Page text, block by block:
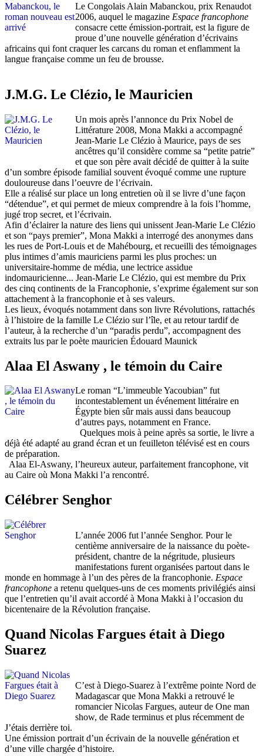
Le Congolais Alain Mabanckou, prix Renaudot
2006, auquel le magazine Espace francophone
consacre cette émission-portrait, est la figure de
proue d’une nouvelle génération d’écrivains
africains qui font craquer les carcans du roman et enflamment la
langue française comme un feu de brousse.
J.M.G. Le Clézio, le Mauricien
Un mois après l’annonce du Prix Nobel de
Littérature 2008, Mona Makki a accompagné
Jean-Marie Le Clézio à Maurice, pays de ses
ancêtres qu’il considère comme sa “petite patrie”
et que son père avait décidé de quitter à la suite
d’un sombre épisode familial souvent évoqué comme une rupture
douloureuse dans l’oeuvre de l’écrivain.
Elle a réalisé sur place un long entretien où il se livre d’une façon
“détendue”, et qui permet de mieux comprendre à la fois l’homme,
jugé trop secret, et l’écrivain.
Afin d’éclairer la nature des liens qui unissent Jean-Marie Le Clézio
et son “pays premier”, Mona Makki a interrogé des anonymes dans
les rues de Port-Louis et de Mahébourg, et recueilli des témoignages
plus intimes d’amis mauriciens parmi les plus proches: un
universitaire-homme de média, une lectrice assidue
indomauricienne... Jean-Marie Le Clézio, qui est membre du Prix
des cinq continents de la Francophonie, s’exprime également sur son
attachement à la francophonie et à ses valeurs.
Les lieux, évoqués notamment dans son livre Révolutions, rattachés
à l’histoire de la famille Le Clézio sur l’île, et au retour tardif de
l’auteur, à la recherche d’un “paradis perdu”, accompagnent des
extraits lus par le poète mauricien Édouard Maunick
Alaa El Aswany , le témoin du Caire
Le roman “L’immeuble Yacoubian” fut
incontestablement un événement littéraire en
Égypte bien sûr mais aussi dans beaucoup
d’autres pays, notamment en France.
Quelques mois à peine après sa sortie, le livre a
déjà été adapté au grand écran et un feuilleton télévisé est en cours
de préparation.
Alaa El-Aswany, l’heureux auteur, parfaitement francophone, vit
au Caire où Mona Makki l’a rencontré.
Célébrer Senghor
L’année 2006 fut l’année Senghor. Pour le
centième anniversaire de la naissance du poète-
président, chantre de la négritude, plusieurs
manifestations furent organisées partout dans le
monde en hommage à l’un des pères de la francophonie. Espace
francophone a retenu quelques-uns de ces moments privilégiés ainsi
que l’entretien qu’il avait accordé à Mona Makki à l’occasion du
bicentenaire de la Révolution française.
Quand Nicolas Fargues était à Diego
Suarez
C’est à Diego-Suarez à l’extrême pointe Nord de
Madagascar que Mona Makki a retrouvé le
romancier Nicolas Fargues, auteur de One man
show, de Rade terminus et plus récemment de
J’étais derrière toi.
Une émission portrait d’un écrivain de la nouvelle génération et
d’une ville chargée d’histoire.